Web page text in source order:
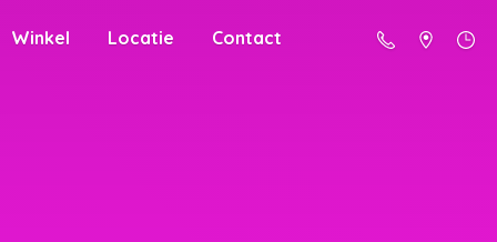
Winkel Locatie Contact